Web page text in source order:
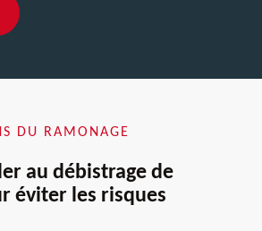
DU RAMONAGE
au débistrage de
éviter les risques